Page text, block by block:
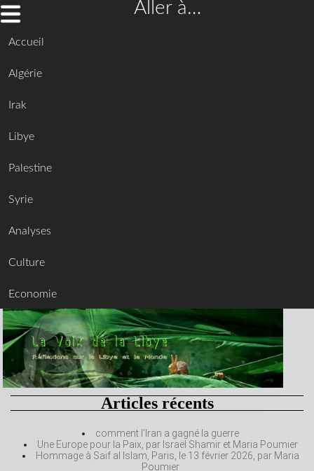
Aller à…
Accueil
Algérie
Irak
Libye
Palestine
Syrie
Analyses
Culture
Economie
Articles récents
comment l’Iran a gagné la guerre
Une Europe pour la Paix, par Israël Shamir et Maria Poumier
Hommage à Saif al Islam, Paris, le 13 février 2026, par Maria
Poumier